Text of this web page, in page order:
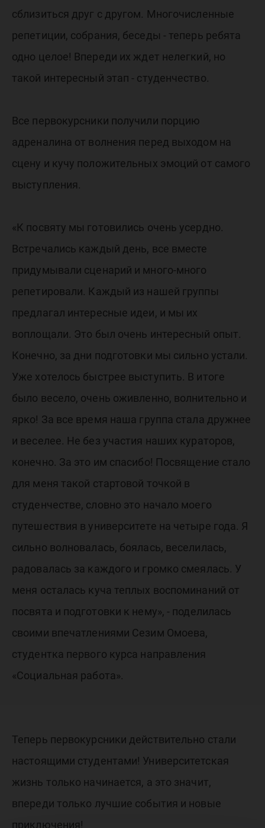
сблизиться друг с другом. Многочисленные
репетиции, собрания, беседы - теперь ребята
одно целое! Впереди их ждет нелегкий, но
такой интересный этап - студенчество.
Все первокурсники получили порцию
адреналина от волнения перед выходом на
сцену и кучу положительных эмоций от самого
выступления.
«К посвяту мы готовились очень усердно.
Встречались каждый день, все вместе
придумывали сценарий и много-много
репетировали. Каждый из нашей группы
предлагал интересные идеи, и мы их
воплощали. Это был очень интересный опыт.
Конечно, за дни подготовки мы сильно устали.
Уже хотелось быстрее выступить. В итоге
было весело, очень оживленно, волнительно и
ярко! За все время наша группа стала дружнее
и веселее. Не без участия наших кураторов,
конечно. За это им спасибо! Посвящение стало
для меня такой стартовой точкой в
студенчестве, словно это начало моего
путешествия в университете на четыре года. Я
сильно волновалась, боялась, веселилась,
радовалась за каждого и громко смеялась. У
меня осталась куча теплых воспоминаний от
посвята и подготовки к нему», - поделилась
своими впечатлениями Сезим Омоева,
студентка первого курса направления
«Социальная работа».
Теперь первокурсники действительно стали
настоящими студентами! Университетская
жизнь только начинается, а это значит,
впереди только лучшие события и новые
приключения!